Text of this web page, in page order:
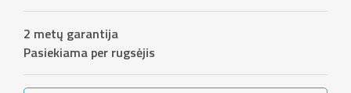
2 metų garantija
Pasiekiama per rugsėjis